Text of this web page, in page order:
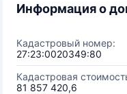
Информация о
Кадастровый номер:
27:23:0020349:80
Кадастровая
81 857 420,6